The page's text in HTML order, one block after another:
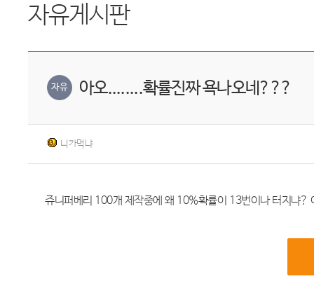
자유게시판
자유 아오........확률진짜 욕나오네???
니가먹냐
쥬니퍼베리 100개 제작중에 왜 10%확률이 13번이나 터지냐?